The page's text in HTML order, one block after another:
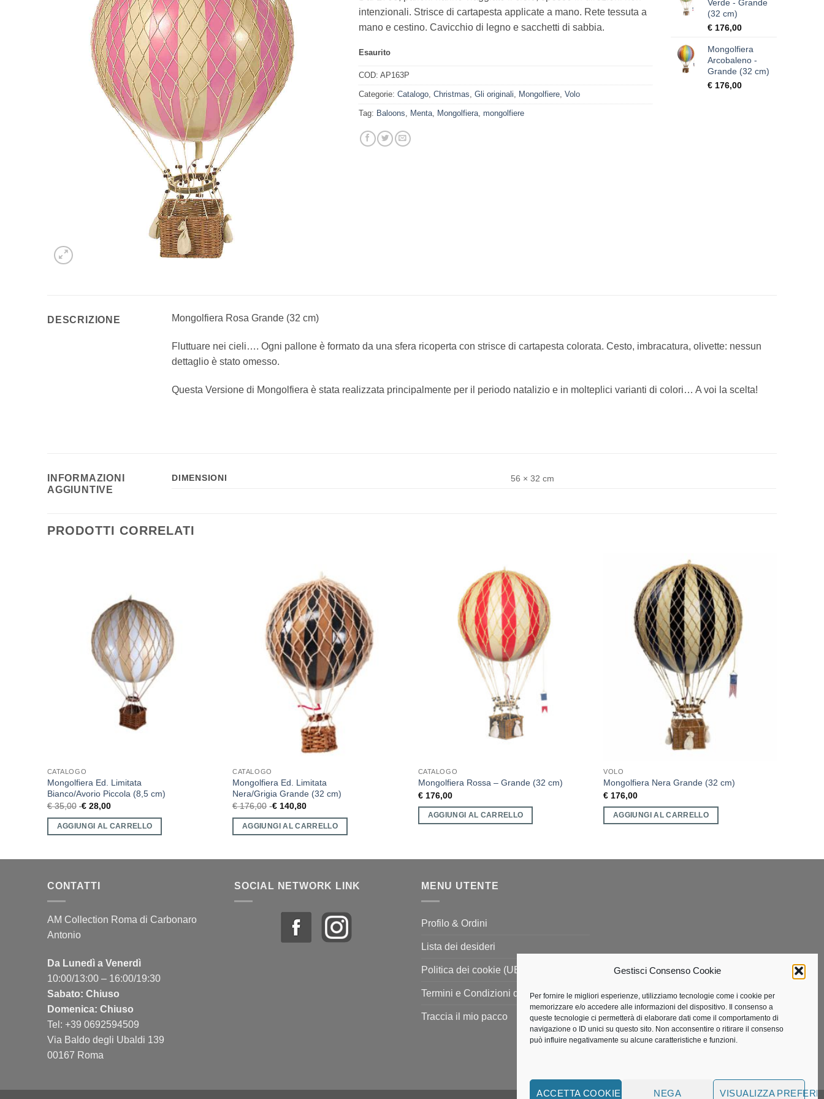
Gestisci Consenso Cookie
Per fornire le migliori esperienze, utilizziamo tecnologie come i cookie per
memorizzare e/o accedere alle informazioni del dispositivo. Il consenso a
queste tecnologie ci permetterà di elaborare dati come il comportamento di
navigazione o ID unici su questo sito. Non acconsentire o ritirare il consenso
può influire negativamente su alcune caratteristiche e funzioni.
ACCETTA COOKIE NEGA VISUALIZZA
intenzionali. Strisce di cartapesta applicate a mano. Rete tessuta a
mano e cestino. Cavicchio di legno e sacchetti di sabbia.
Esaurito
COD:AP163P
Categorie:Catalogo ,Christmas ,Gli originali Mongolfiere ,Volo
Tag: Baloons Menta Mongolfiera ,mongolfiere
Verde - Grande
(32 cm)
€176,00
Mongolfiera
Arcobaleno -
Grande (32 cm)
€176,00
DESCRIZIONE Mongolfiera Rosa Grande (32 cm)
Fluttuare nei cieli…. Ogni pallone è formato da una sfera ricoperta con strisce di cartapesta colorata. Cesto, imbracatura, olivette: nessun
dettaglio è stato omesso.
Questa Versione di Mongolfiera è stata realizzata principalmente per il periodo natalizio e in molteplici varianti di colori… A voi la scelta!
INFORMAZIONI
AGGIUNTIVE
DIMENSIONI 56 × 32 cm
PRODOTTI CORRELATI
CATALOGO
Mongolfiera Ed. Limitata
Bianco/Avorio Piccola (8,5 cm)
€35,00 € 28,00
AGGIUNGI AL CARRELLO
CATALOGO
Mongolfiera Ed. Limitata
Nera/Grigia Grande (32 cm)
€176,00 €140,80
AGGIUNGI AL CARRELLO
CATALOGO
Mongolfiera Rossa – Grande (32 cm)
€176,00
AGGIUNGI AL CARRELLO
VOLO
Mongolfiera Nera Grande (32 cm)
€ 176,00
AGGIUNGI AL CARRELLO
CONTATTI
AM Collection Roma di Carbonaro
Antonio
Da Lunedì a Venerdì
10:00/13:00 – 16:00/19:30
Sabato: Chiuso
Domenica: Chiuso
Tel: +39 0692594509
Via Baldo degli Ubaldi 139
00167 Roma
SOCIAL NETWORK LINK MENU UTENTE
Profilo & Ordini
Lista dei desideri
Politica dei cookie (UE)
Termini e Condizioni di vendita
Traccia il mio pacco